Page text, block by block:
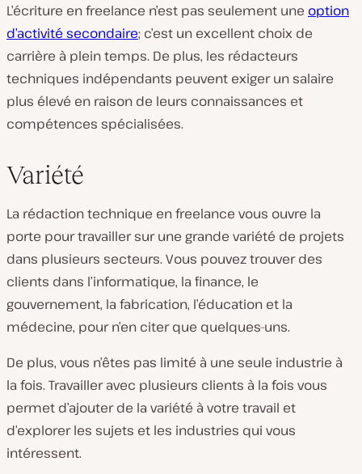
L’écriture en freelance n’est pas seulement une option
d’activité secondaire; c’est un excellent choix de
carrière à plein temps. De plus, les rédacteurs
techniques indépendants peuvent exiger un salaire
plus élevé en raison de leurs connaissances et
compétences spécialisées.
Variété
La rédaction technique en freelance vous ouvre la
porte pour travailler sur une grande variété de projets
dans plusieurs secteurs. Vous pouvez trouver des
clients dans l’informatique, la finance, le
gouvernement, la fabrication, l’éducation et la
médecine, pour n’en citer que quelques-uns.
De plus, vous n’êtes pas limité à une seule industrie à
la fois. Travailler avec plusieurs clients à la fois vous
permet d’ajouter de la variété à votre travail et
d’explorer les sujets et les industries qui vous
intéressent.